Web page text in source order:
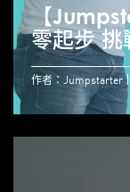
【
零起步 挑
作者：Jumpstarter